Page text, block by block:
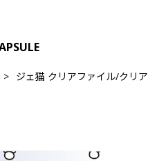
ジェ猫 クリアファイル/クリア